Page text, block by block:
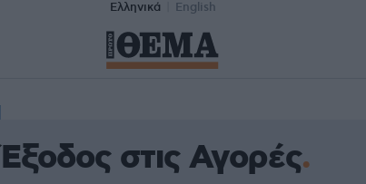
Ελληνικά English
Έξοδος στις Αγορές